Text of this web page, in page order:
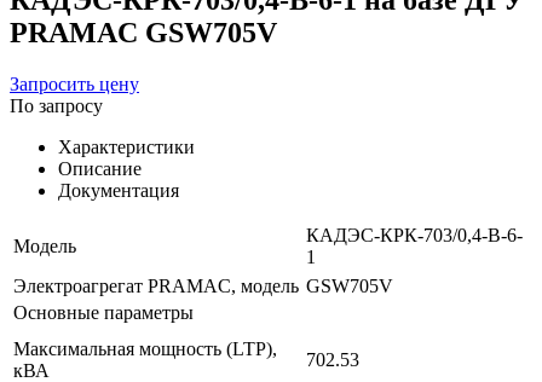
PRAMAC GSW705V
Запросить цену
По запросу
Характеристики
Описание
Документация
Модель
КАДЭС-КРК-703/0,4-В-6-
1
Электроагрегат PRAMAC, модель GSW705V
Основные параметры
Максимальная мощность (LTP),
кВА
702.53